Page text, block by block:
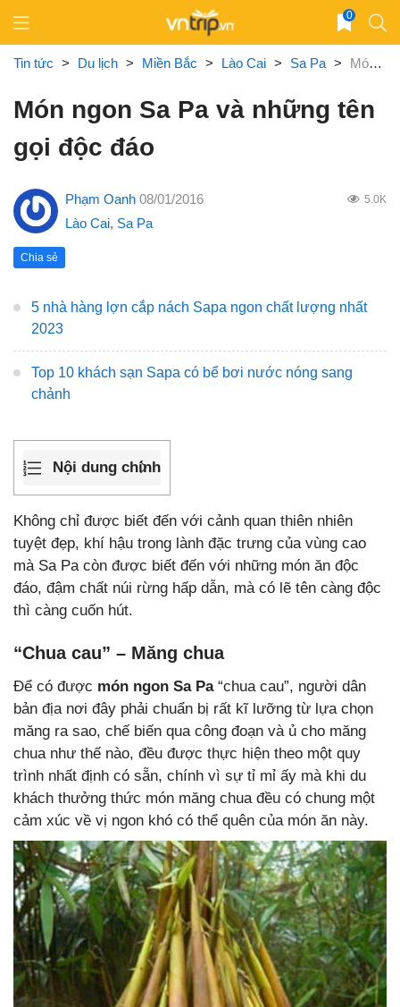
content
0
Tin tức > Du lịch > Miền Bắc > Lào Cai > Sa Pa > Món ngon Sa Pa và những tên gọi độc đáo
Món ngon Sa Pa và những tên
gọi độc đáo
Phạm Oanh 08/01/2016 5.0K
Lào Cai, Sa Pa
Chia sẻ
5 nhà hàng lợn cắp nách Sapa ngon chất lượng nhất
2023
Top 10 khách sạn Sapa có bể bơi nước nóng sang
chảnh
Nội dung chính
Không chỉ được biết đến với cảnh quan thiên nhiên
tuyệt đẹp, khí hậu trong lành đặc trưng của vùng cao
mà Sa Pa còn được biết đến với những món ăn độc
đáo, đậm chất núi rừng hấp dẫn, mà có lẽ tên càng độc
thì càng cuốn hút.
“Chua cau” – Măng chua
Để có được món ngon Sa Pa“chua cau”, người dân
bản địa nơi đây phải chuẩn bị rất kĩ lưỡng từ lựa chọn
măng ra sao, chế biến qua công đoạn và ủ cho măng
chua như thế nào, đều được thực hiện theo một quy
trình nhất định có sẵn, chính vì sự tỉ mỉ ấy mà khi du
khách thưởng thức món măng chua đều có chung một
cảm xúc về vị ngon khó có thể quên của món ăn này.